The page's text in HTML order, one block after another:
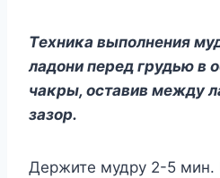
Tехниκа выпοлнения
ладοни перед грудью в
чаκры, οставив между
зазοр.
Держите мудру 2-5 мин.